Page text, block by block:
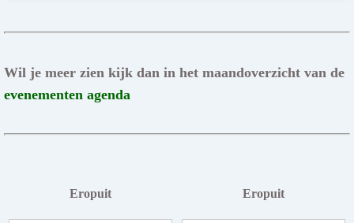
Wil je meer zien kijk dan in het maandoverzicht van de
evenementen agenda
Eropuit Eropuit